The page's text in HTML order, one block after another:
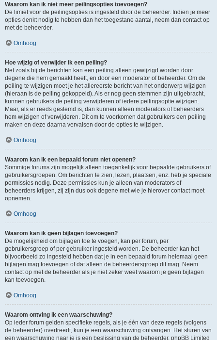
Waarom kan ik niet meer peilingsopties toevoegen?
De limiet voor de peilingsopties is ingesteld door de beheerder. Indien je meer
opties denkt nodig te hebben dan het toegestane aantal, neem dan contact op
met de beheerder.
Omhoog
Hoe wijzig of verwijder ik een peiling?
Net zoals bij de berichten kan een peiling alleen gewijzigd worden door
degene die hem gemaakt heeft, en door een moderator of beheerder. Om de
peiling te wijzigen moet je het allereerste bericht van het onderwerp wijzigen
(hieraan is de peiling gekoppeld). Als er nog geen stemmen zijn uitgebracht,
kunnen gebruikers de peiling verwijderen of iedere peilingsoptie wijzigen.
Maar, als er reeds gestemd is, dan kunnen alleen moderators of beheerders
hem wijzigen of verwijderen. Dit om te voorkomen dat gebruikers een peiling
maken en deze daarna vervalsen door de opties te wijzigen.
Omhoog
Waarom kan ik een bepaald forum niet openen?
Sommige forums zijn mogelijk alleen toegankelijk voor bepaalde gebruikers of
gebruikersgroepen. Om berichten te zien, lezen, plaatsen, enz. heb je speciale
permissies nodig. Deze permissies kun je alleen van moderators of
beheerders krijgen, zij zijn dus ook degene met wie je hierover contact moet
opnemen.
Omhoog
Waarom kan ik geen bijlagen toevoegen?
De mogelijkheid om bijlagen toe te voegen, kan per forum, per
gebruikersgroep of per gebruiker ingesteld worden. De beheerder kan het
bijvoorbeeld zo ingesteld hebben dat je in een bepaald forum helemaal geen
bijlagen mag toevoegen of dat alleen de beheerdersgroep dit mag. Neem
contact op met de beheerder als je niet zeker weet waarom je geen bijlagen
kan toevoegen.
Omhoog
Waarom ontving ik een waarschuwing?
Op ieder forum gelden specifieke regels, als je één van deze regels (volgens
de beheerder) overtreedt, kun je een waarschuwing ontvangen. Het sturen van
een waarschuwing naar je is een beslissing van de beheerder, phpBB Limited